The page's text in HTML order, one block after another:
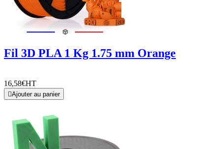
Fil 3D PLA 1 Kg 1.75 mm Orange
16,58€HT
Ajouter au panier